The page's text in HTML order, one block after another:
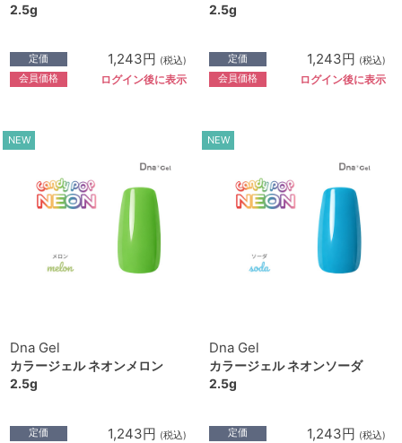
2.5g
定価 1,243円 (税込)
会員価格 ログイン後に表示
2.5g
定価 1,243円 (税込)
会員価格 ログイン後に表示
NEW
Dna Gel
カラージェル ネオンメロン
2.5g
定価 1,243円 (税込)
NEW
Dna Gel
カラージェル ネオンソーダ
2.5g
定価 1,243円 (税込)